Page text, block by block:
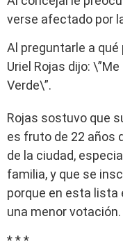
verse afectado por
Al preguntarle a
Uriel Rojas dijo:
Verde\”.
Rojas sostuvo que
es fruto de 22 años
de la ciudad,
familia, y que se
porque en esta lista
una menor votación.
* * *